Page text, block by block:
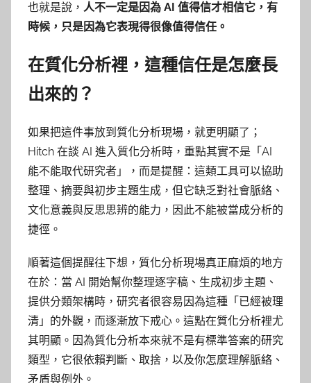
也就是說， 人不一定是因為 AI 值得信才相信它，有
時候，只是因為它表現得很像值得信任。
在質化分析裡，這種信任是怎麼長
出來的？
如果把這件事放到質化分析現場，就更明顯了；
Hitch 在談 AI 進入質化分析時，重點其實不是「AI
能不能取代研究者」，而是提醒：這類工具可以協助
整理、摘要與初步主題生成，但它缺乏對社會脈絡、
文化意義與反思思辨的能力，因此不能被當成分析的
捷徑。
順著這個提醒往下想，質化分析現場真正麻煩的地方
在於：當 AI 開始幫你整理逐字稿、生成初步主題、
提供分類架構時，研究者很容易因為這種「已經被理
清」的外觀，而逐漸放下戒心。這點在質化分析裡尤
其明顯。因為質化分析本來就不是有標準答案的研究
類型，它很依賴判斷、取捨，以及你怎麼理解脈絡、
矛盾與例外。